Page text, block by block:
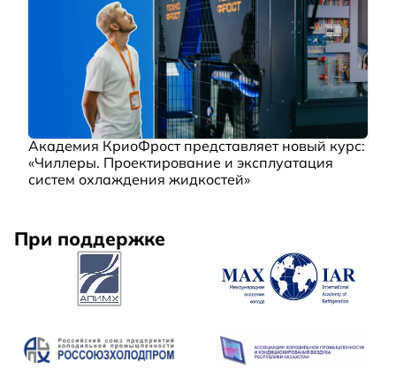
Академия КриоФрост представляет новый курс:
«Чиллеры. Проектирование и эксплуатация
систем охлаждения жидкостей»
При поддержке